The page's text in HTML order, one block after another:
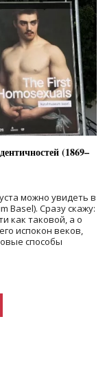
(1869–
можно увидеть в
Basel). Сразу скажу:
как таковой, а о
испокон веков,
способы